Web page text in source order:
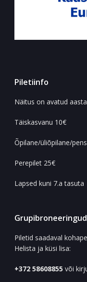
Piletiinfo
Näitus on avatud
Täiskasvanu 10€
Õpilane/üliõpilane/
Perepilet 25€
Lapsed kuni 7.a tasuta
Grupibroneeringud
Piletid saadaval
Helista ja küsi lisa:
+372 58608855 või